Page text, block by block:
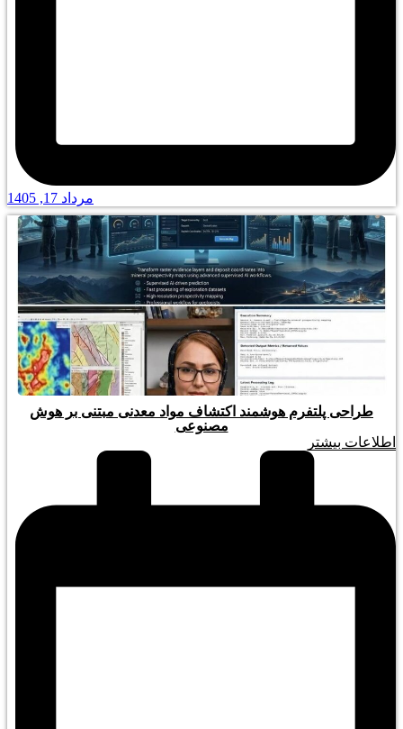
مرداد 17, 1405
طراحی پلتفرم هوشمند اکتشاف مواد معدنی مبتنی بر هوش
مصنوعی
اطلاعات بیشتر